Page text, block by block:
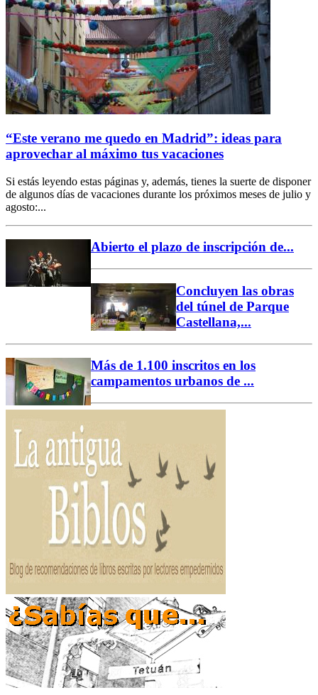
“Este verano me quedo en Madrid”: ideas para
aprovechar al máximo tus vacaciones
Si estás leyendo estas páginas y, además, tienes la suerte de disponer
de algunos días de vacaciones durante los próximos meses de julio y
agosto:...
Abierto el plazo de inscripción de...
Concluyen las obras
del túnel de Parque
Castellana,...
Más de 1.100 inscritos en los
campamentos urbanos de ...